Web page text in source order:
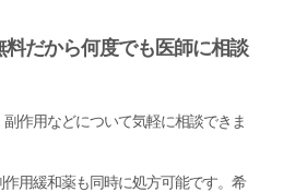
だから何度でも医師に相談
作用などについて気軽に相談できま
用緩和薬も同時に処方可能です。希